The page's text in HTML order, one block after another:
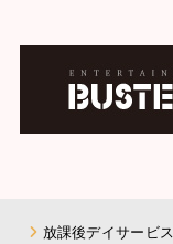
放課後デイサービス